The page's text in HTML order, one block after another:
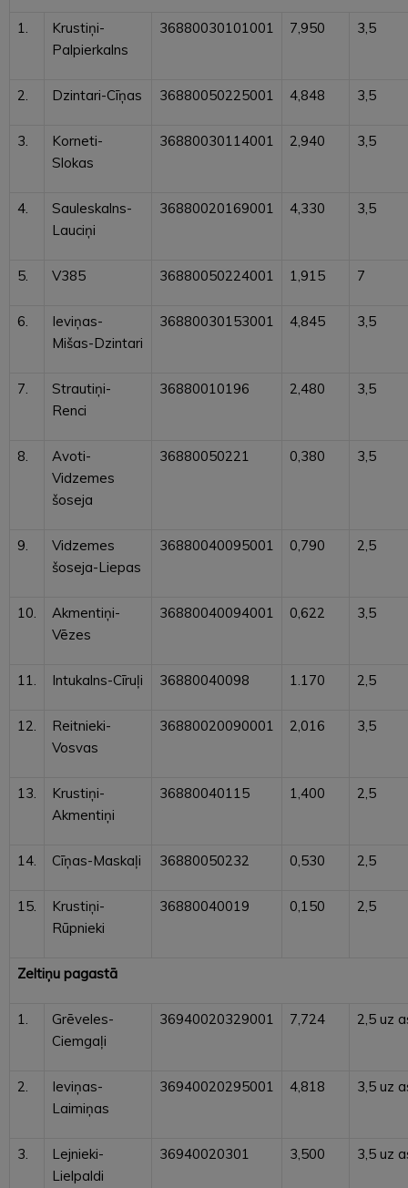
1.
Krustiņi-
Palpierkalns
36880030101001 7,950 3,5
2. Dzintari-Cīņas 36880050225001 4,848 3,5
3.
Korneti-
Slokas
36880030114001 2,940 3,5
4.
Sauleskalns-
Lauciņi
36880020169001 4,330 3,5
5. V385 36880050224001 1,915 7
6.
Ieviņas-
Mišas-Dzintari
36880030153001 4,845 3,5
7.
Strautiņi-
Renci
36880010196 2,480 3,5
8.
Avoti-
Vidzemes
šoseja
36880050221 0,380 3,5
9.
Vidzemes
šoseja-Liepas
36880040095001 0,790 2,5
10.
Akmentiņi-
Vēzes
36880040094001 0,622 3,5
11. Intukalns-Cīruļi 36880040098 1.170 2,5
12.
Reitnieki-
Vosvas
36880020090001 2,016 3,5
13.
Krustiņi-
Akmentiņi
36880040115 1,400 2,5
14. Cīņas-Maskaļi 36880050232 0,530 2,5
15.
Krustiņi-
Rūpnieki
36880040019 0,150 2,5
Zeltiņu pagastā
1.
Grēveles-
Ciemgaļi
36940020329001 7,724 2,5 uz
2.
Ieviņas-
Laimiņas
36940020295001 4,818 3,5 uz
3.
Lejnieki-
Lielpaldi
36940020301 3,500 3,5 uz